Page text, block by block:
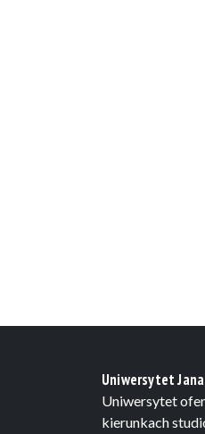
Uniwersytet
Uniwersytet
kierunkach